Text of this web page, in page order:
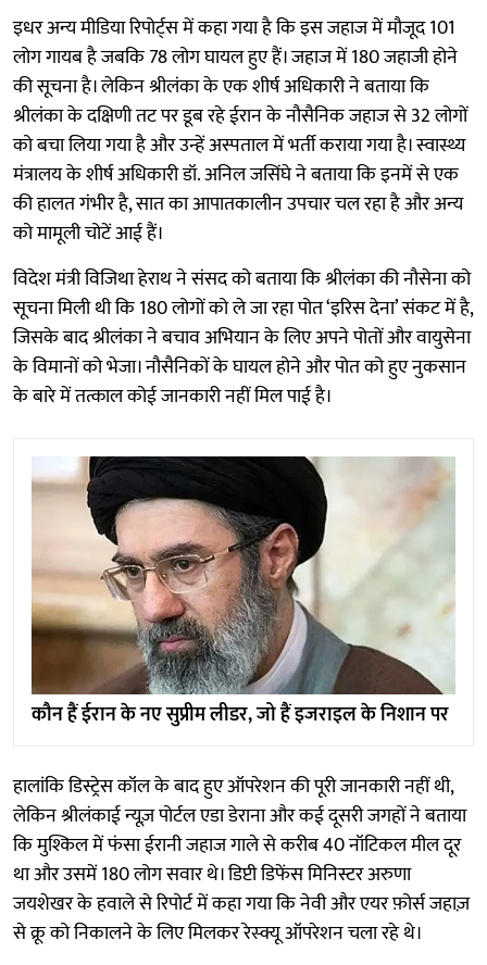
इधर अन्य मीडिया रिपोर्ट्स में कहा गया है कि इस जहाज में मौजूद 101
लोग गायब है जबकि 78 लोग घायल हुए हैं। जहाज में 180 जहाजी होने
की सूचना है। लेकिन श्रीलंका के एक शीर्ष अधिकारी ने बताया कि
श्रीलंका के दक्षिणी तट पर डूब रहे ईरान के नौसैनिक जहाज से 32 लोगों
को बचा लिया गया है और उन्हें अस्पताल में भर्ती कराया गया है। स्वास्थ्य
मंत्रालय के शीर्ष अधिकारी डॉ. अनिल जसिंघे ने बताया कि इनमें से एक
की हालत गंभीर है, सात का आपातकालीन उपचार चल रहा है और अन्य
को मामूली चोटें आई हैं।
विदेश मंत्री विजिथा हेराथ ने संसद को बताया कि श्रीलंका की नौसेना को
सूचना मिली थी कि 180 लोगों को ले जा रहा पोत ‘इरिस देना’ संकट में है,
जिसके बाद श्रीलंका ने बचाव अभियान के लिए अपने पोतों और वायुसेना
के विमानों को भेजा। नौसैनिकों के घायल होने और पोत को हुए नुकसान
के बारे में तत्काल कोई जानकारी नहीं मिल पाई है।
कौन हैं ईरान के नए सुप्रीम लीडर, जो हैं इजराइल के निशान पर
हालांकि डिस्ट्रेस कॉल के बाद हुए ऑपरेशन की पूरी जानकारी नहीं थी,
लेकिन श्रीलंकाई न्यूज़ पोर्टल एडा डेराना और कई दूसरी जगहों ने बताया
कि मुश्किल में फंसा ईरानी जहाज गाले से करीब 40 नॉटिकल मील दूर
था और उसमें 180 लोग सवार थे। डिप्टी डिफेंस मिनिस्टर अरुणा
जयशेखर के हवाले से रिपोर्ट में कहा गया कि नेवी और एयर फ़ोर्स जहाज़
से क्रू को निकालने के लिए मिलकर रेस्क्यू ऑपरेशन चला रहे थे।